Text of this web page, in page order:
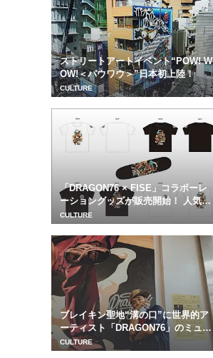
ストリートアートイベント“POW! W
OW!＜パウワウ＞”日本初上陸！
CULTURE
「DRAGON76 × FISE」コラボーレ
ーショングッズが販売開始！ 人気ス
ト...
CULTURE
ブレイキン聖地“溝の口”に世界的ア
ーティスト「DRAGON76」のミュー
ラルアー...
CULTURE